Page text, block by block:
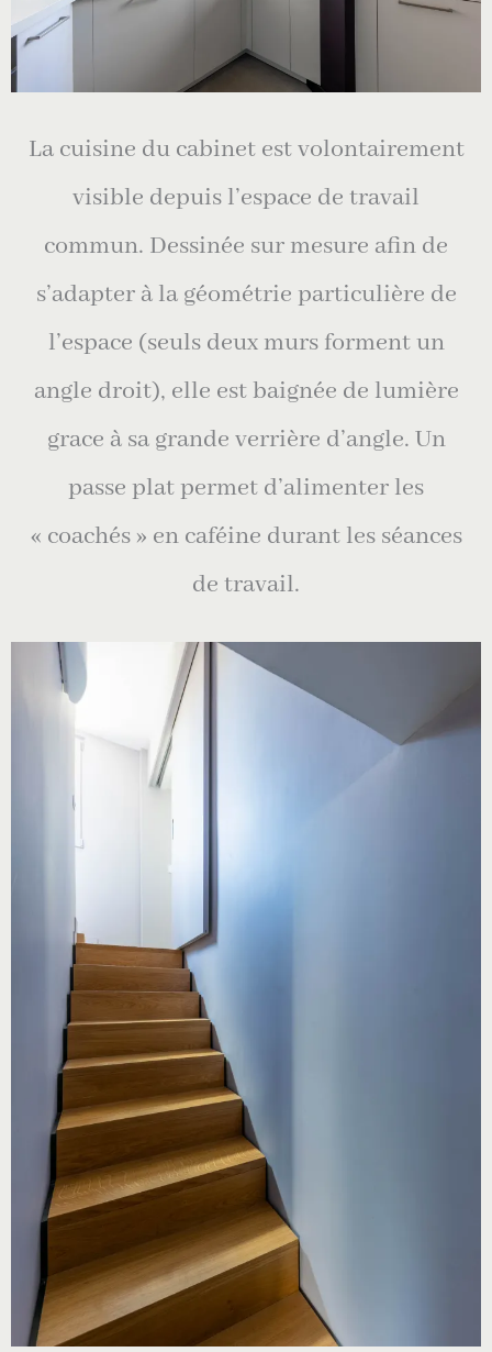
La cuisine du cabinet est volontairement
visible depuis l’espace de travail
commun. Dessinée sur mesure afin de
s’adapter à la géométrie particulière de
l’espace (seuls deux murs forment un
angle droit), elle est baignée de lumière
grace à sa grande verrière d’angle. Un
passe plat permet d’alimenter les
« coachés » en caféine durant les séances
de travail.